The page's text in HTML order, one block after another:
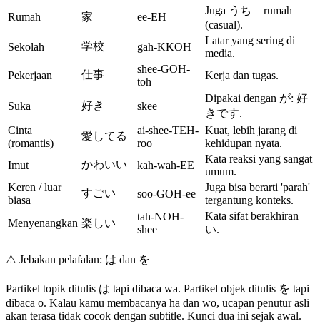
Rumah
家 ee-EH
Juga うち = rumah
(casual).
Sekolah
学校 gah-KKOH
Latar yang sering di
media.
Pekerjaan
仕事
shee-GOH-
toh
Kerja dan tugas.
Suka 好き skee
Dipakai dengan が: 好
きです.
Cinta
(romantis)
愛してる
ai-shee-TEH-
roo
Kuat, lebih jarang di
kehidupan nyata.
Imut
かわいい kah-wah-EE
Kata reaksi yang sangat
umum.
Keren / luar
biasa
すごい soo-GOH-ee
Juga bisa berarti 'parah'
tergantung konteks.
Menyenangkan 楽しい
tah-NOH-
shee
Kata sifat berakhiran
い.
⚠️ Jebakan pelafalan: は dan を
Partikel topik ditulis は tapi dibaca wa. Partikel objek ditulis を tapi
dibaca o. Kalau kamu membacanya ha dan wo, ucapan penutur asli
akan terasa tidak cocok dengan subtitle. Kunci dua ini sejak awal.